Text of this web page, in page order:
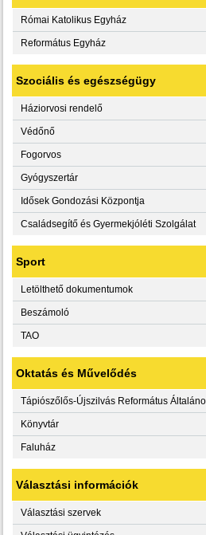
Római Katolikus Egyház
Református Egyház
Szociális és egészségügy
Háziorvosi rendelő
Védőnő
Fogorvos
Gyógyszertár
Idősek Gondozási Központja
Családsegítő és Gyermekjóléti Szolgálat
Sport
Letölthető dokumentumok
Beszámoló
TAO
Oktatás és Művelődés
Tápiószőlős-Újszilvás Református
Könyvtár
Faluház
Választási információk
Választási szervek